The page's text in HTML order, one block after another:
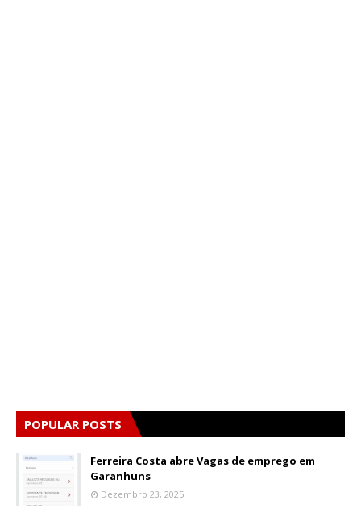
POPULAR POSTS
Ferreira Costa abre Vagas de emprego em
Garanhuns
Dezembro 23, 2025